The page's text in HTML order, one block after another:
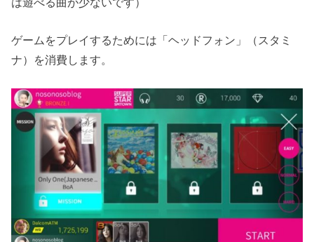
ゲームをプレイするためには「ヘッドフォン」（スタミ
ナ）を消費します。